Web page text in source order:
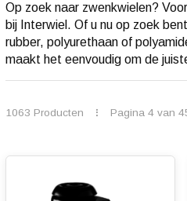
Op zoek naar zwenkwielen?
bij Interwiel. Of u nu op zoek
rubber, polyurethaan of
maakt het eenvoudig om de
1063 Producten Pagina 4 van